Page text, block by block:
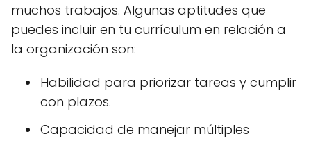
muchos trabajos. Algunas aptitudes que
puedes incluir en tu currículum en relación a
la organización son:
Habilidad para priorizar tareas y cumplir
con plazos.
Capacidad de manejar múltiples